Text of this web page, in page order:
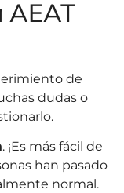
AEAT
de
dudas o
. ¡Es más fácil de
han pasado
normal.